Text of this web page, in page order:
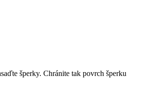
šperky. Chránite tak povrch šperku